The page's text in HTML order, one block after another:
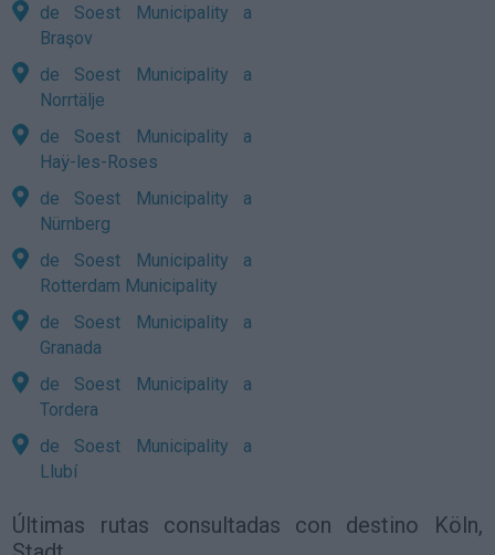
de Soest Municipality a
Braşov
de Soest Municipality a
Norrtälje
de Soest Municipality a
Haÿ-les-Roses
de Soest Municipality a
Nürnberg
de Soest Municipality a
Rotterdam Municipality
de Soest Municipality a
Granada
de Soest Municipality a
Tordera
de Soest Municipality a
Llubí
Últimas rutas consultadas con destino Köln,